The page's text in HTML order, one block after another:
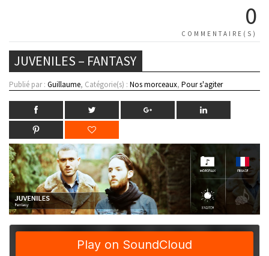
0
COMMENTAIRE(S)
JUVENILES – FANTASY
Publié par : Guillaume, Catégorie(s) : Nos morceaux, Pour s'agiter